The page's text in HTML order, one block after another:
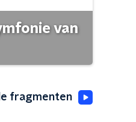
van
fragmenten